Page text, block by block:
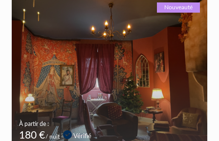
À partir de :
180 €/ nuit
Nouveauté
Vérifié